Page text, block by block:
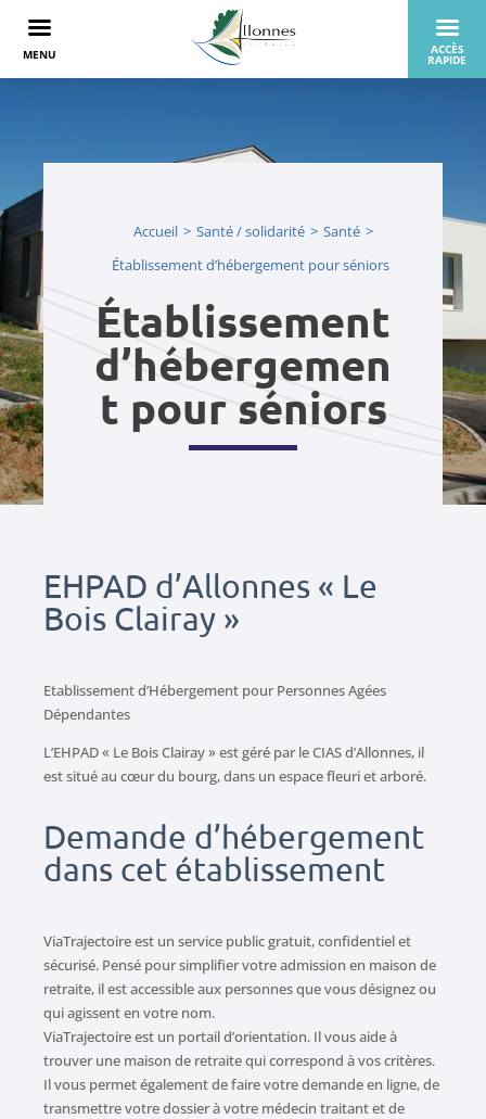
Accueil Santé / solidarité
Santé
Établissement d’hébergement pour séniors
Établissement
d’hébergemen
t pour séniors
EHPAD d’Allonnes « Le
Bois Clairay »
Etablissement d’Hébergement pour Personnes Agées
Dépendantes
L’EHPAD « Le Bois Clairay » est géré par le CIAS d’Allonnes, il
est situé au cœur du bourg, dans un espace fleuri et arboré.
Demande d’hébergement
dans cet établissement
ViaTrajectoire est un service public gratuit, confidentiel et
sécurisé. Pensé pour simplifier votre admission en maison de
retraite, il est accessible aux personnes que vous désignez ou
qui agissent en votre nom.
ViaTrajectoire est un portail d’orientation. Il vous aide à
trouver une maison de retraite qui correspond à vos critères.
Il vous permet également de faire votre demande en ligne, de
transmettre votre dossier à votre médecin traitant et de